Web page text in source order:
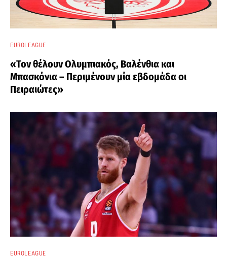
EUROLEAGUE
«Τον θέλουν Ολυμπιακός, Βαλένθια και
Μπασκόνια – Περιμένουν μία εβδομάδα οι
Πειραιώτες»
EUROLEAGUE